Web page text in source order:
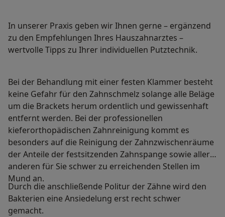
In unserer Praxis geben wir Ihnen gerne – ergänzend
zu den Empfehlungen Ihres Hauszahnarztes –
wertvolle Tipps zu Ihrer individuellen Putztechnik.
Bei der Behandlung mit einer festen Klammer besteht
keine Gefahr für den Zahnschmelz solange alle Beläge
um die Brackets herum ordentlich und gewissenhaft
entfernt werden. Bei der professionellen
kieferorthopädischen Zahnreinigung kommt es
besonders auf die Reinigung der Zahnzwischenräume
der Anteile der festsitzenden Zahnspange sowie aller
anderen für Sie schwer zu erreichenden Stellen im
Mund an.
Durch die anschließende Politur der Zähne wird den
Bakterien eine Ansiedelung erst recht schwer
gemacht.